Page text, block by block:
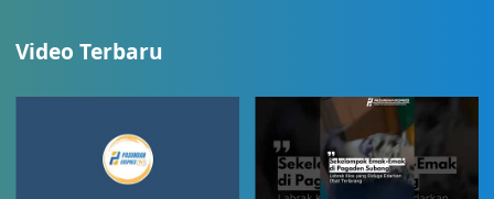
Video Terbaru